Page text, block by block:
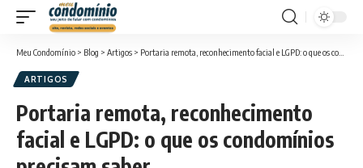
Meu Condomínio > Blog > Artigos > Portaria remota, reconhecimento facial e LGPD: o que os condomínios precisam saber
ARTIGOS
Portaria remota, reconhecimento
facial e LGPD: o que os condomínios